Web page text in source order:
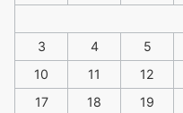
3
4 5
10
11 12
17
18 19